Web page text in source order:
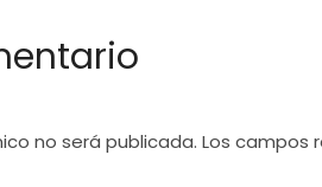
no será publicada. Los campos